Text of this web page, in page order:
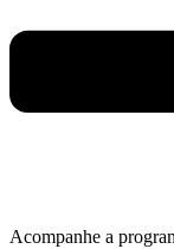
Acompanhe a